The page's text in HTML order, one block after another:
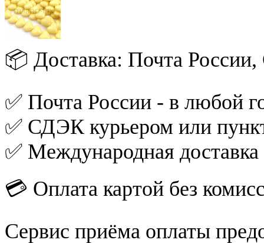
📦 Доставка: Почта
✅ Почта России - в любой
✅ СДЭК курьером или
✅ Международная
💳 Оплата картой без
Сервис приёма оплаты